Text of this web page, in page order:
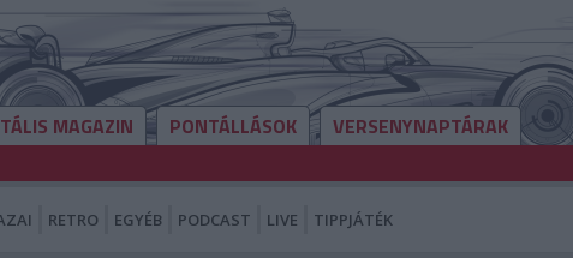
MAGAZIN PONTÁLLÁSOK VERSENYNAPTÁRAK
RETRO EGYÉB PODCAST LIVE TIPPJÁTÉK